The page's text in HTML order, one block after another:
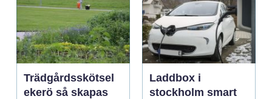
Trädgårdsskötsel
ekerö så skapas
Laddbox i
stockholm smart